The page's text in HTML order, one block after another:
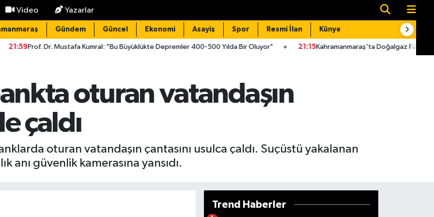
Video Yazarlar
Gündem Güncel Ekonomi Asayiş Spor Resmi İlan Künye
Mustafa Kumral: "Bu Büyüklükte Depremler 400-500 Yılda Bir Oluyor" 21:15Kahramanmaraş'ta Doğalgaz Faturaları İçin Kritik
oturan vatandaşın
çaldı
oturan vatandaşın çantasını usulca çaldı. Suçüstü yakalanan
anı güvenlik kamerasına yansıdı.
Trend Haberler